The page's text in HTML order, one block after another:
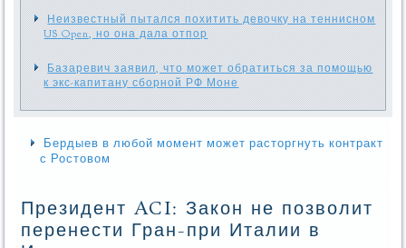
Неизвестный пытался похитить девочку на теннисном
US Open, но она дала отпор
Базаревич заявил, что может обратиться за помощью
к экс-капитану сборной РФ Моне
Бердыев в любой момент может расторгнуть контракт
с Ростовом
Президент ACI: Закон не позволит
перенести Гран-при Италии в